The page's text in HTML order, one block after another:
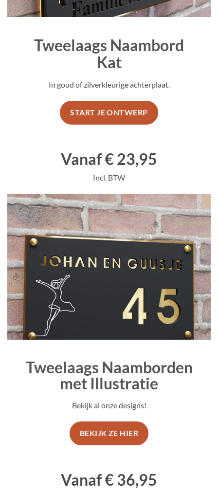
Tweelaags Naambord
Kat
In goud of zilverkleurige achterplaat.
START JE ONTWERP
Vanaf € 23,95
Incl. BTW
Tweelaags Naamborden
met Illustratie
Bekijk al onze designs!
BEKIJK ZE HIER
Vanaf € 36,95